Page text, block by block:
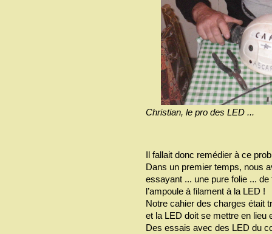
Christian, le pro des LED ...
Il fallait donc remédier à ce
Dans un premier temps, nous
essayant ... une pure folie ...
l’ampoule à filament à la LED !
Notre cahier des charges était
et la LED doit se mettre en lieu
Des essais avec des LED du